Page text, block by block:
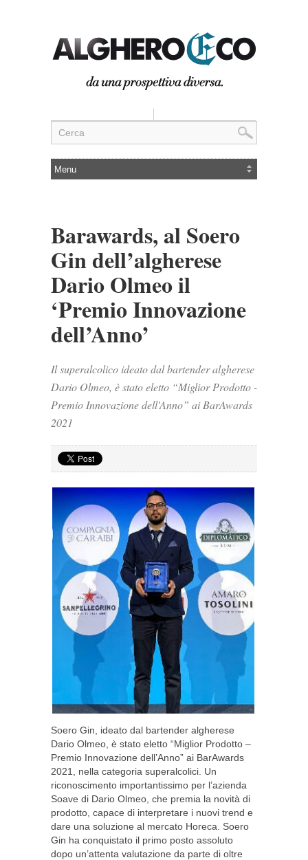
Barawards, al Soero
Gin dell’algherese
Dario Olmeo il
‘Premio Innovazione
dell’Anno’
Il superalcolico ideato dal bartender algherese
Dario Olmeo, è stato eletto “Miglior Prodotto -
Premio Innovazione dell'Anno” ai BarAwards
2021
Soero Gin, ideato dal bartender algherese
Dario Olmeo, è stato eletto “Miglior Prodotto –
Premio Innovazione dell’Anno” ai BarAwards
2021, nella categoria superalcolici. Un
riconoscimento importantissimo per l’azienda
Soave di Dario Olmeo, che premia la novità di
prodotto, capace di interpretare i nuovi trend e
dare una soluzione al mercato Horeca. Soero
Gin ha conquistato il primo posto assoluto
dopo un’attenta valutazione da parte di oltre